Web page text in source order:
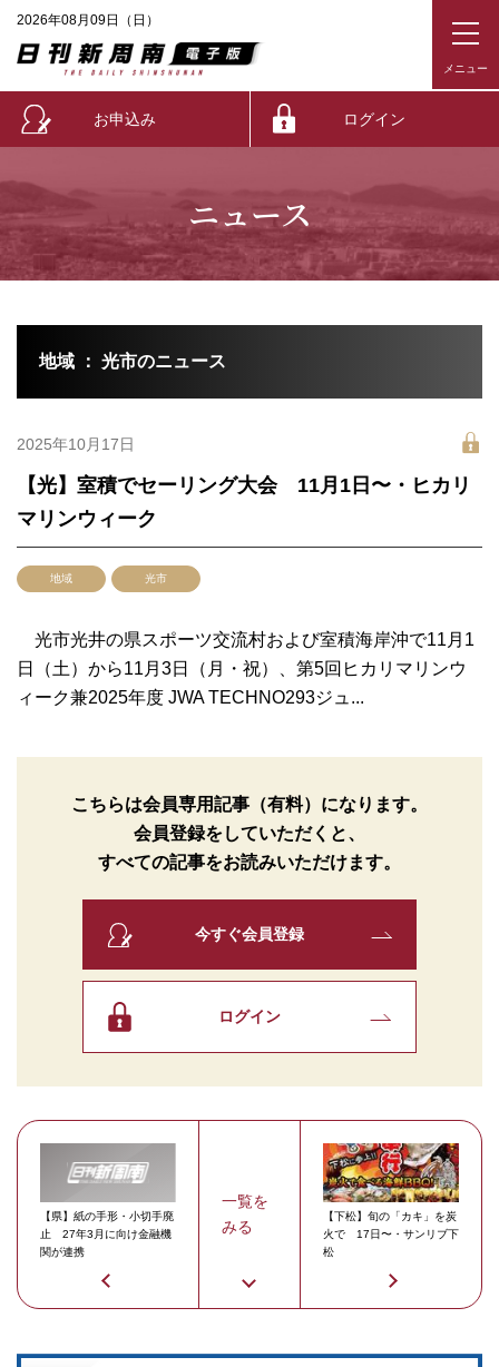
2026年08月09日（日）
お申込み ログイン
ニュース
地域 ： 光市のニュース
2025年10月17日
【光】室積でセーリング大会 11月1日〜・ヒカリ
マリンウィーク
地域 光市
光市光井の県スポーツ交流村および室積海岸沖で11月1
日（土）から11月3日（月・祝）、第5回ヒカリマリンウ
ィーク兼2025年度 JWA TECHNO293ジュ...
こちらは会員専用記事（有料）になります。
会員登録をしていただくと、
すべての記事をお読みいただけます。
今すぐ会員登録
ログイン
【県】紙の手形・小切手廃
止 27年3月に向け金融機
関が連携
一覧を
みる
【下松】旬の「カキ」を炭
火で 17日〜・サンリブ下
松